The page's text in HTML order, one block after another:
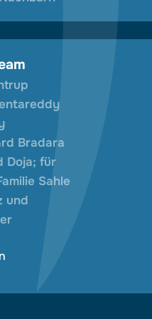
Bradara
Doja; für
Sahle
und